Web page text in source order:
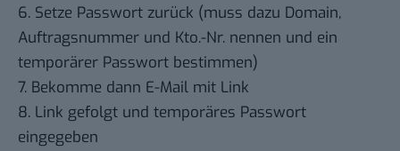
6. Setze Passwort zurück (muss dazu Domain,
Auftragsnummer und Kto.-Nr. nennen und ein
temporärer Passwort bestimmen)
7. Bekomme dann E-Mail mit Link
8. Link gefolgt und temporäres Passwort
eingegeben